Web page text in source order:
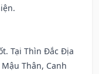
Tại Thìn Đắc Địa
Thân, Canh